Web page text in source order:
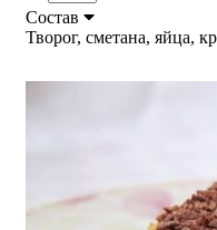
Состав
Творог, сметана, яйца,